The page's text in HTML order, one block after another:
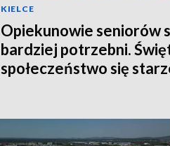
KIELCE
Opiekunowie seniorów
bardziej potrzebni.
społeczeństwo się